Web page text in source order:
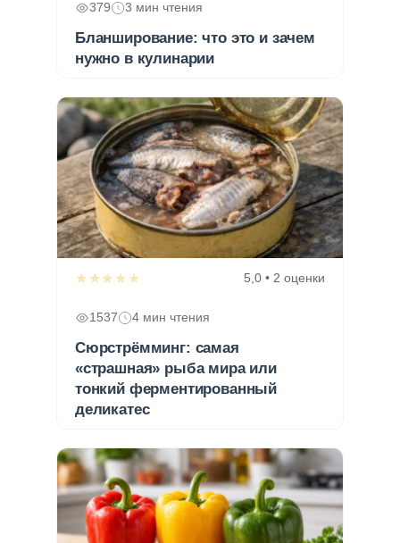
379 3 мин чтения
Бланширование: что это и зачем
нужно в кулинарии
★★★★★ 5,0 • 2 оценки
1537 4 мин чтения
Сюрстрёмминг: самая
«страшная» рыба мира или
тонкий ферментированный
деликатес